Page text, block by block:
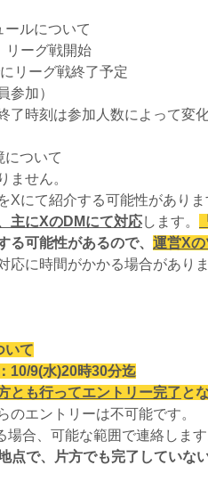
ールについて
リーグ戦開始
リーグ戦終了予定
参加）
了時刻は参加人数によって変
について
ません。
Xにて紹介する可能性がありま
主にXのDMにて対応します。
る可能性があるので、 運営X
応に時間がかかる場合がありま
いて
10/9(水)20時30分迄
とも行ってエントリー完了と
のエントリーは不可能です。
合、可能な範囲で連絡します
点で、片方でも完了していな